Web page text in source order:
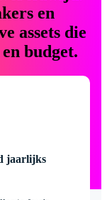
en
assets die
budget.
jaarlijks